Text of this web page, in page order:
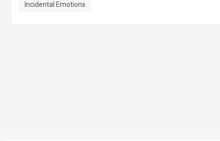
Incidental Emotions